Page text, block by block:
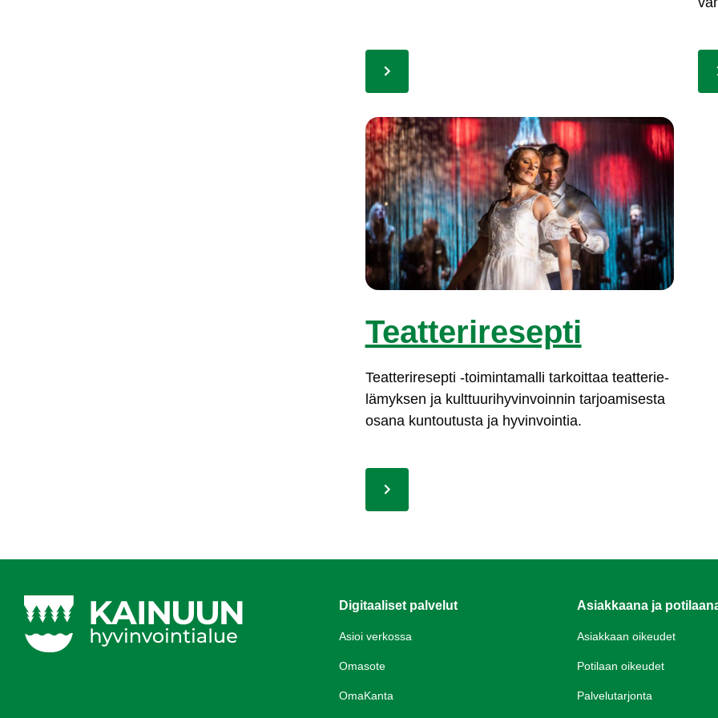
Teat­te­ri­re­sep­ti
Teat­te­ri­re­sep­ti -toi­min­ta­mal­li tar­koit­taa teat­te­rie­
lä­myk­sen ja kult­tuu­ri­hy­vin­voin­nin tar­joa­mi­ses­ta
osa­na kun­tou­tus­ta ja hy­vin­voin­tia.
Digitaaliset palvelut
Asioi verkossa
Omasote
OmaKanta
Asiakkaana ja
Asiakkaan oikeudet
Potilaan oikeudet
Palvelutarjonta